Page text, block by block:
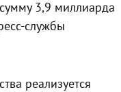
3,9 миллиарда
службы
реализуется